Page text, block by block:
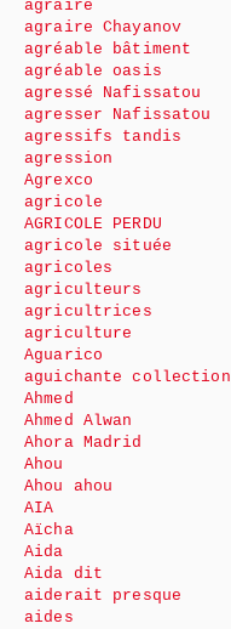
agraire
agraire Chayanov
agréable bâtiment
agréable oasis
agressé Nafissatou
agresser Nafissatou
agressifs tandis
agression
Agrexco
agricole
AGRICOLE PERDU
agricole située
agricoles
agriculteurs
agricultrices
agriculture
Aguarico
aguichante collection
Ahmed
Ahmed Alwan
Ahora Madrid
Ahou
Ahou ahou
AIA
Aïcha
Aida
Aida dit
aiderait presque
aides